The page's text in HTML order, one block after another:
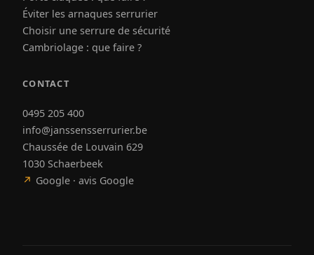
Éviter les arnaques serrurier
Choisir une serrure de sécurité
Cambriolage : que faire ?
CONTACT
0495 205 400
info@janssensserrurier.be
Chaussée de Louvain 629
1030 Schaerbeek
↗ Google · avis Google